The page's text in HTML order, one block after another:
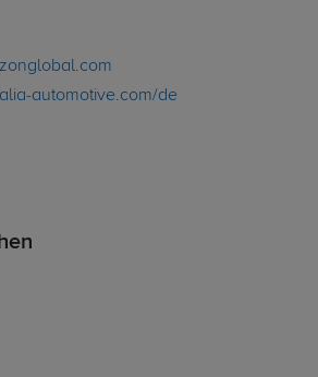
automotive.com/de